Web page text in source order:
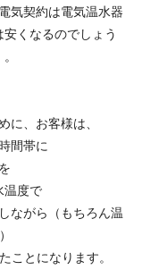
気契約は電気温水器
くなるのでしょう
に、お客様は、
間帯に
温度で
ながら（もちろん温
ことになります。